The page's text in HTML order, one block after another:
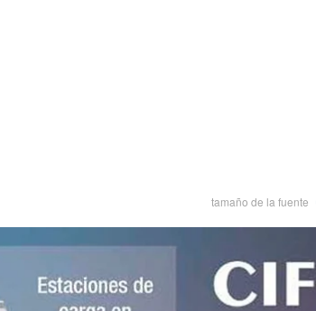
tamaño de la fuente